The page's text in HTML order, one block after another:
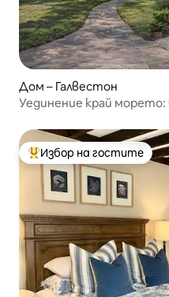
Дом – Галвестон
Уединение край
Най-популярен избор на
Избор на гостите